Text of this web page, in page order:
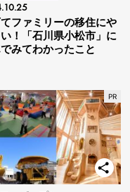
ファミリーの移住にや
！「石川県小松市」に
みてわかったこと